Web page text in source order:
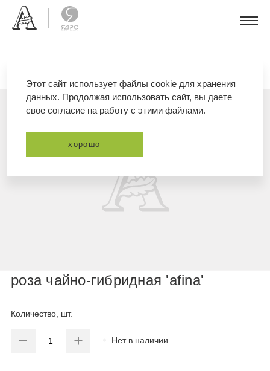
роза чайно-гибридная 'afina'
Количество, шт.
Нет в наличии
Этот сайт использует файлы cookie для хранения
данных. Продолжая использовать сайт, вы даете
свое согласие на работу с этими файлами.
хорошо